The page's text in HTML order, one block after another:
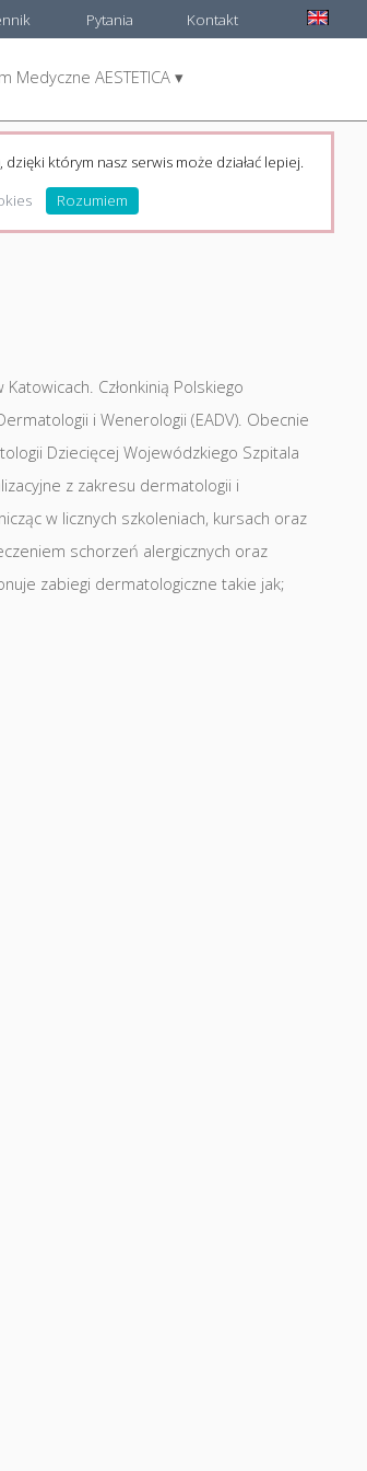
Kontakt
Pytania
Medyczne AESTETICA ▾
Członkinią Polskiego
i Wenerologii (EADV). Obecnie
Dziecięcej Wojewódzkiego Szpitala
z zakresu dermatologii i
w licznych szkoleniach, kursach oraz
schorzeń alergicznych oraz
zabiegi dermatologiczne takie jak;
którym nasz serwis może działać lepiej.
Rozumiem